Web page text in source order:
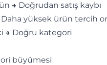
→ Doğrudan satış kaybı
Daha yüksek ürün tercih
→ Doğru kategori
büyümesi